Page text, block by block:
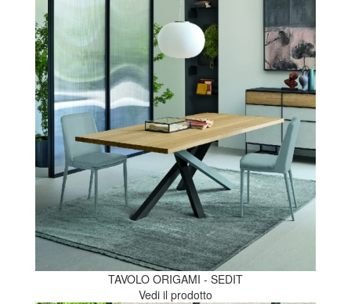
TAVOLO ORIGAMI - SEDIT
Vedi il prodotto